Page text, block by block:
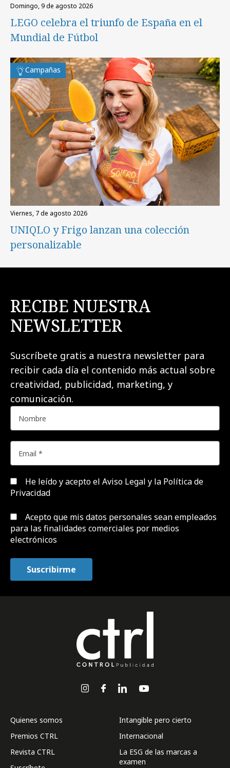
domingo, 9 de agosto 2026
LEGO celebra el triunfo de España en el
Mundial de Fútbol
Campañas
viernes, 7 de agosto 2026
UNIQLO y Frigo lanzan una colección
personalizable
RECIBE NUESTRA
NEWSLETTER
Suscríbete gratis a nuestra newsletter para
recibir cada día el contenido más actual sobre
creatividad, publicidad, marketing, y
comunicación.
He leído y acepto el Aviso Legal y la Política de
Privacidad
Acepto que mis datos personales sean empleados
para las finalidades comerciales por medios
electrónicos
Quienes somos
Premios CTRL
Revista CTRL
Intangible pero cierto
Internacional
La ESG de las marcas a
examen